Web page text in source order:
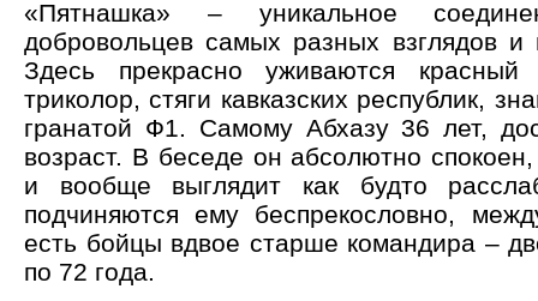
«Пятнашка» – уникальное
добровольцев самых разных взглядов и
Здесь прекрасно уживаются красный
триколор, стяги кавказских республик,
гранатой Ф1. Самому Абхазу 36 лет,
возраст. В беседе он абсолютно спокоен,
и вообще выглядит как будто
подчиняются ему беспрекословно,
есть бойцы вдвое старше командира –
по 72 года.